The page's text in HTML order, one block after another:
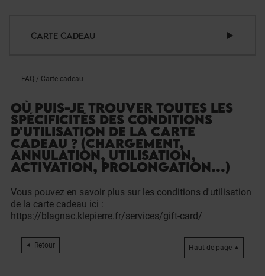
CARTE CADEAU
FAQ / Carte cadeau
OÙ PUIS-JE TROUVER TOUTES LES
SPÉCIFICITÉS DES CONDITIONS
D'UTILISATION DE LA CARTE
CADEAU ? (CHARGEMENT,
ANNULATION, UTILISATION,
ACTIVATION, PROLONGATION...)
Vous pouvez en savoir plus sur les conditions d'utilisation
de la carte cadeau ici :
https://blagnac.klepierre.fr/services/gift-card/
Retour Haut de page